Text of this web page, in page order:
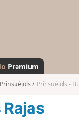
Premium
Prinsuéjols Prinsuéjols -